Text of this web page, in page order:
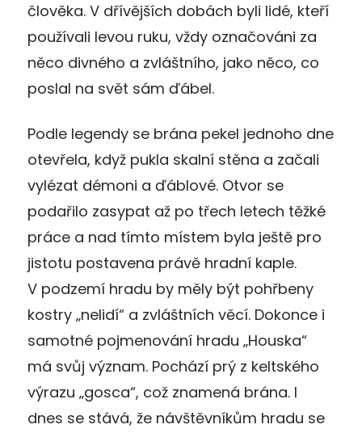
člověka. V dřívějších dobách byli lidé, kteří
používali levou ruku, vždy označováni za
něco divného a zvláštního, jako něco, co
poslal na svět sám ďábel.
Podle legendy se brána pekel jednoho dne
otevřela, když pukla skalní stěna a začali
vylézat démoni a ďáblové. Otvor se
podařilo zasypat až po třech letech těžké
práce a nad tímto místem byla ještě pro
jistotu postavena právě hradní kaple.
V podzemí hradu by měly být pohřbeny
kostry „nelidí“ a zvláštních věcí. Dokonce i
samotné pojmenování hradu „Houska“
má svůj význam. Pochází prý z keltského
výrazu „gosca“, což znamená brána. I
dnes se stává, že návštěvníkům hradu se